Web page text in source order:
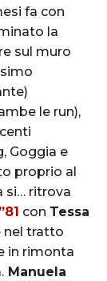
fa con
la
sul muro
le run),
Goggia e
proprio al
si… ritrova
con Tessa
nel tratto
in rimonta
Manuela